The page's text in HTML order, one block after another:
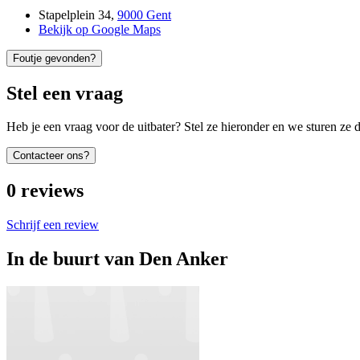
Stapelplein 34, 9000 Gent
Bekijk op Google Maps
Foutje gevonden?
Stel een vraag
Heb je een vraag voor de uitbater? Stel ze hieronder en we sturen ze
Contacteer ons?
0 reviews
Schrijf een review
In de buurt van Den Anker